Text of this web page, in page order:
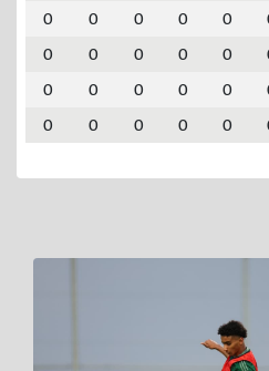
0
0
0
0
0
0
0
0
0
0
0
0
0
0
0
0
0
0
0
0